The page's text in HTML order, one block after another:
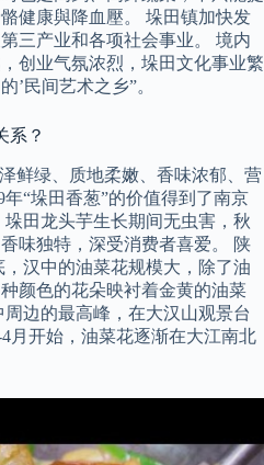
健康與降血壓。 垛田镇加快发
三产业和各项社会事业。 境内
创业气氛浓烈，垛田文化事业繁
’民间艺术之乡”。
系？
鲜绿、质地柔嫩、香味浓郁、营
“垛田香葱”的价值得到了南京
田龙头芋生长期间无虫害，秋
味独特，深受消费者喜爱。 陕
汉中的油菜花规模大，除了油
颜色的花朵映衬着金黄的油菜
边的最高峰，在大汉山观景台
月开始，油菜花逐渐在大江南北